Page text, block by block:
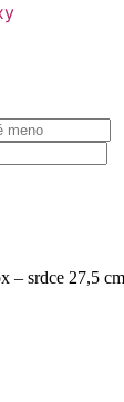
– srdce 27,5